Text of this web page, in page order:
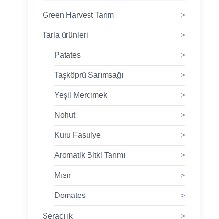
Green Harvest Tarım >
Tarla ürünleri >
Patates >
Taşköprü Sarımsağı >
Yeşil Mercimek >
Nohut >
Kuru Fasulye >
Aromatik Bitki Tarımı >
Mısır >
Domates >
Seracılık >